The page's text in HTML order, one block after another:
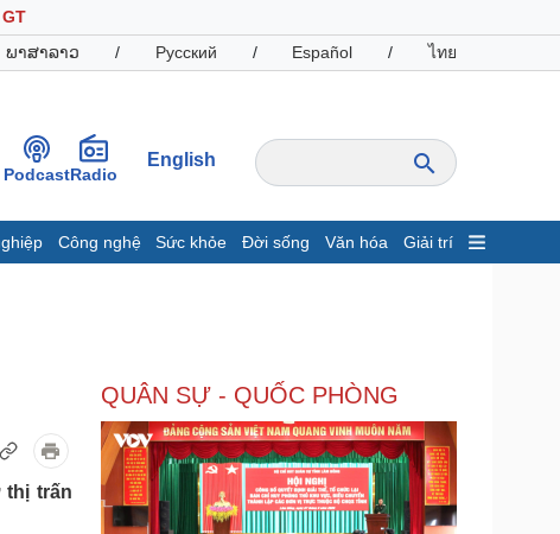
ພາສາລາວ / Русский / Español / ไทย
PodcastRadio
English
Công nghệ Sức khỏe Đời sống Văn hóa Giải trí
Chứng khoán
Giá cà phê
Doanh nghiệp
Thông tin doanh nghiệp
Công nghệ
Sành điệu
thị trấn
QUÂN SỰ - QUỐC PHÒNG